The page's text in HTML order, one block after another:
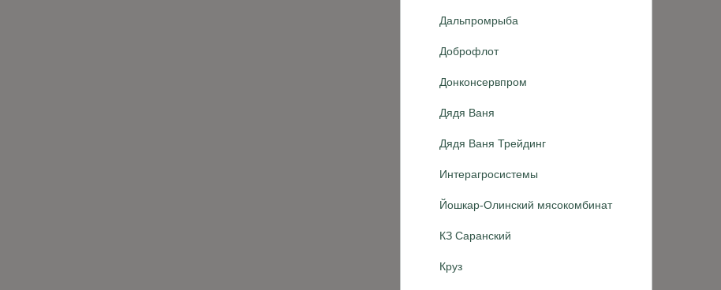
Дальпромрыба
Доброфлот
Донконсервпром
Дядя Ваня
Дядя Ваня Трейдинг
Интерагросистемы
Йошкар-Олинский мясокомбинат
КЗ Саранский
Круз